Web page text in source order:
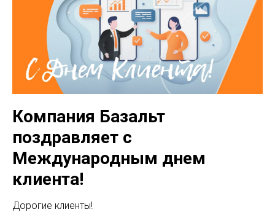
Компания Базальт
поздравляет с
Международным днем
клиента!
Дорогие клиенты!